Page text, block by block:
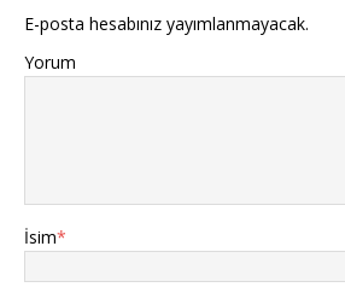
E-posta hesabınız yayımlanmayacak.
Yorum
İsim*